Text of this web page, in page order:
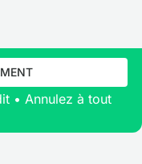
• Annulez à tout